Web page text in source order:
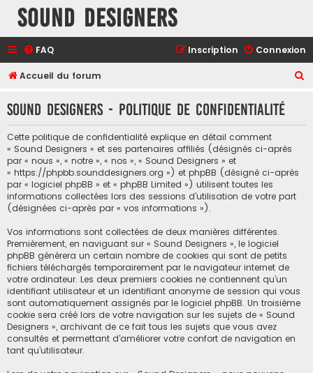
Sound Designers
FAQ Connexion
Inscription
Accueil du forum
h
Sound Designers - Politique de confidentialité
Cette politique de confidentialité explique en détail comment
« Sound Designers » et ses partenaires affiliés (désignés ci-après
par « nous », « notre », « nos », « Sound Designers » et
« https://phpbb.sounddesigners.org ») et phpBB (désigné ci-après
par « logiciel phpBB » et « phpBB Limited ») utilisent toutes les
informations collectées lors des sessions d’utilisation de votre part
(désignées ci-après par « vos informations »).
Vos informations sont collectées de deux manières différentes.
Premièrement, en naviguant sur « Sound Designers », le logiciel
phpBB génèrera un certain nombre de cookies qui sont de petits
fichiers téléchargés temporairement par le navigateur internet de
votre ordinateur. Les deux premiers cookies ne contiennent qu’un
identifiant utilisateur et un identifiant anonyme de session qui vous
sont automatiquement assignés par le logiciel phpBB. Un troisième
cookie sera créé lors de votre navigation sur les sujets de « Sound
Designers », archivant de ce fait tous les sujets que vous avez
consultés et permettant d’améliorer votre confort de navigation en
tant qu’utilisateur.